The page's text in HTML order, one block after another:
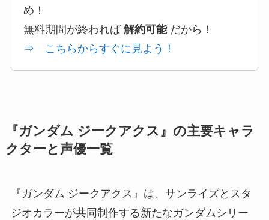
め！
無料期間が終われば 解約可能だから！
⇒ こちらからすぐに見よう！
『ガンダム ジークアクス』の主要キャラ
クターと声優一覧
『ガンダム ジークアクス』は、サンライズとスタ
ジオカラーが共同制作する新たなガンダムシリー